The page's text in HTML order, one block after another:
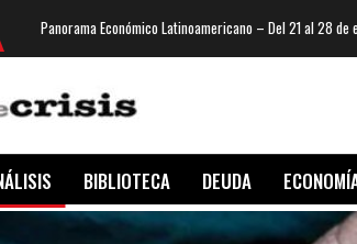
Panorama Económico Latinoamericano – Del 21 al 28 de
BIBLIOTECA DEUDA